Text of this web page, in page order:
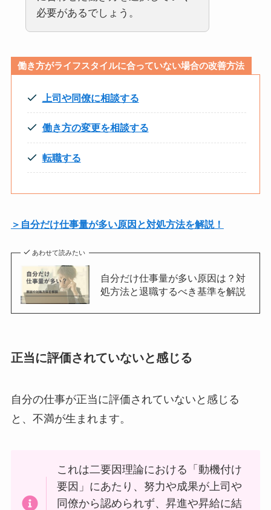
必要があるでしょう。
働き方がライフスタイルに合っていない場合の改善方法
上司や同僚に相談する
働き方の変更を相談する
転職する
＞自分だけ仕事量が多い原因と対処方法を解説！
あわせて読みたい
自分だけ仕事量が多い原因は？対
処方法と退職するべき基準を解説
正当に評価されていないと感じる
自分の仕事が正当に評価されていないと感じる
と、不満が生まれます。
これは二要因理論における「動機付け
要因」にあたり、努力や成果が上司や
同僚から認められず、昇進や昇給に結